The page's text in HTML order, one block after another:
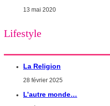
13 mai 2020
Lifestyle
La Religion
28 février 2025
L’autre monde…